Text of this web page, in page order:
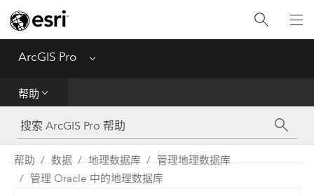
ArcGIS Pro Menu
帮助
工具参考
Python
SDK
帮助 数据 地理数据库
管理地理数据库
管理 Oracle 中的地理数据库